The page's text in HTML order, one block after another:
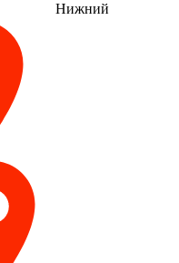
Нижний